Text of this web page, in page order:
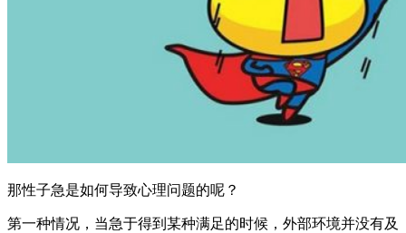
那性子急是如何导致心理问题的呢？
第一种情况，当急于得到某种满足的时候，外部环境并没有及